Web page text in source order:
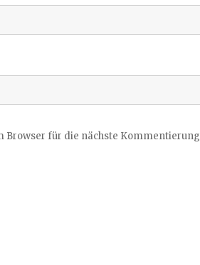
Browser für die nächste Kommentierung